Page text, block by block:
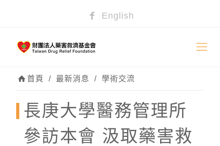
English
首頁 / 最新消息 / 學術交流
長庚大學醫務管理所
參訪本會 汲取藥害救